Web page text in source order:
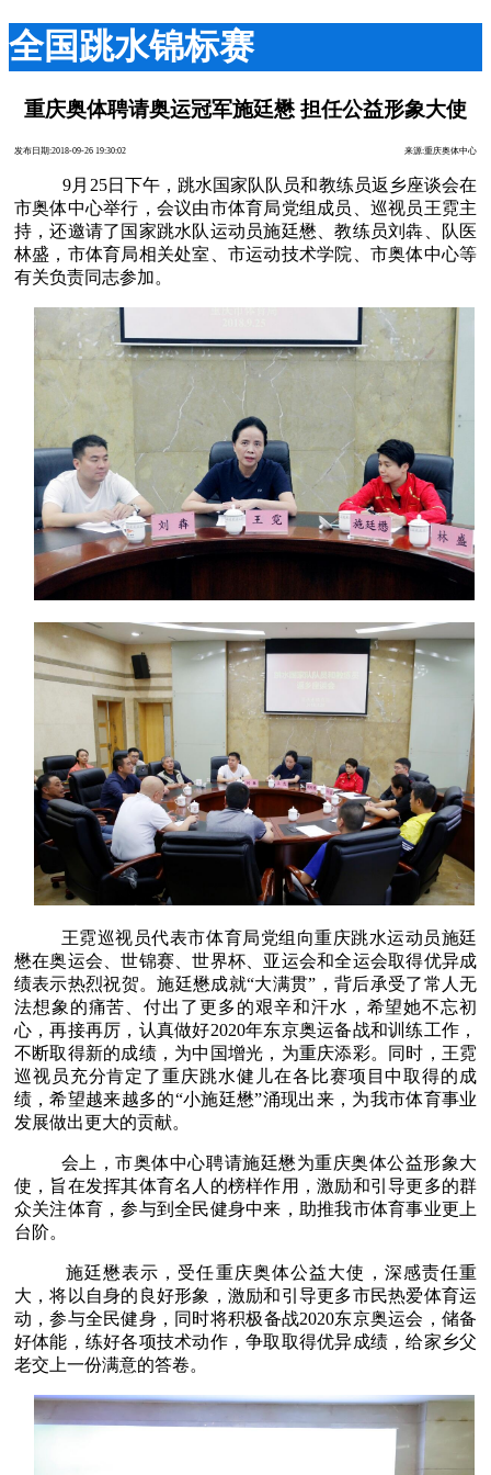
全国跳水锦标赛
重庆奥体聘请奥运冠军施廷懋 担任公益形象大使
发布日期:2018-09-26 19:30:02 来源:重庆奥体中心
9月25日下午，跳水国家队队员和教练员返乡座谈会在
市奥体中心举行，会议由市体育局党组成员、巡视员王霓主
持，还邀请了国家跳水队运动员施廷懋、教练员刘犇、队医
林盛，市体育局相关处室、市运动技术学院、市奥体中心等
有关负责同志参加。
王霓巡视员代表市体育局党组向重庆跳水运动员施廷
懋在奥运会、世锦赛、世界杯、亚运会和全运会取得优异成
绩表示热烈祝贺。施廷懋成就“大满贯”，背后承受了常人无
法想象的痛苦、付出了更多的艰辛和汗水，希望她不忘初
心，再接再厉，认真做好2020年东京奥运备战和训练工作，
不断取得新的成绩，为中国增光，为重庆添彩。同时，王霓
巡视员充分肯定了重庆跳水健儿在各比赛项目中取得的成
绩，希望越来越多的“小施廷懋”涌现出来，为我市体育事业
发展做出更大的贡献。
会上，市奥体中心聘请施廷懋为重庆奥体公益形象大
使，旨在发挥其体育名人的榜样作用，激励和引导更多的群
众关注体育，参与到全民健身中来，助推我市体育事业更上
台阶。
施廷懋表示，受任重庆奥体公益大使，深感责任重
大，将以自身的良好形象，激励和引导更多市民热爱体育运
动，参与全民健身，同时将积极备战2020东京奥运会，储备
好体能，练好各项技术动作，争取取得优异成绩，给家乡父
老交上一份满意的答卷。